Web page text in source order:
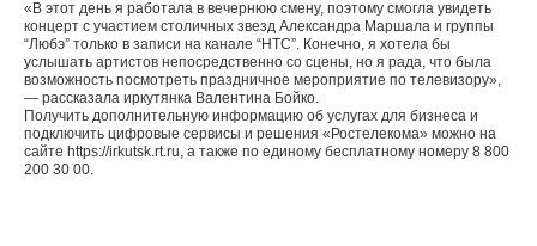
«В этот день я работала в вечернюю смену, поэтому смогла увидеть
концерт с участием столичных звезд Александра Маршала и группы
“Любэ” только в записи на канале “НТС”. Конечно, я хотела бы
услышать артистов непосредственно со сцены, но я рада, что была
возможность посмотреть праздничное мероприятие по телевизору»,
— рассказала иркутянка Валентина Бойко.
Получить дополнительную информацию об услугах для бизнеса и
подключить цифровые сервисы и решения «Ростелекома» можно на
сайте https://irkutsk.rt.ru, а также по единому бесплатному номеру 8 800
200 30 00.